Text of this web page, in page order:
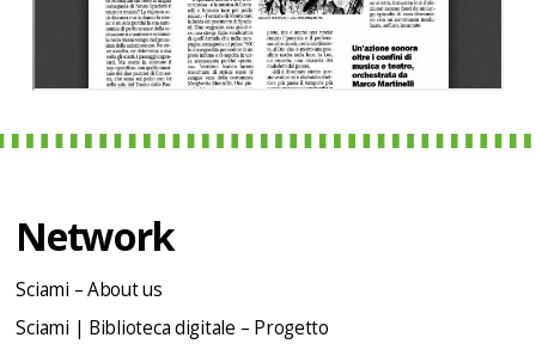
Network
Sciami – About us
Sciami | Biblioteca digitale – Progetto